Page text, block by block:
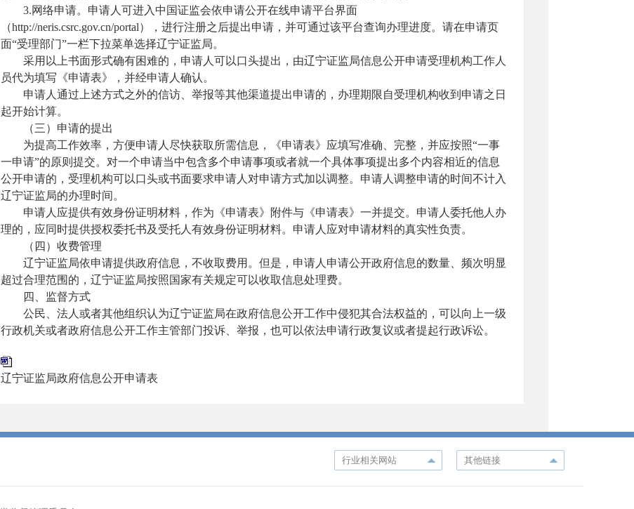
3.网络申请。申请人可进入中国证监会依申请公开在线申请平台界面
（http://neris.csrc.gov.cn/portal） ， 进行注册之后提出申请 ，并可通过该平台查询办理进度。 请在申请页
面“受理部门”一栏下拉菜单选择辽宁证监局。
采用以上书面形式确有困难的，申请人可以口头提出，由辽宁证监局信息公开申请受理机构工作人
员代为填写《申请表》，并经申请人确认。
申请人通过上述方式之外的信访、举报等其他渠道提出申请的，办理期限自受理机构收到申请之日
起开始计算。
（三）申请的提出
为提高工作效率，方便申请人尽快获取所需信息，《申请表》应填写准确、完整，并应按照“一事
一申请”的原则提交。对一个申请当中包含多个申请事项或者就一个具体事项提出多个内容相近的信息
公开申请的，受理机构可以口头或书面要求申请人对申请方式加以调整。申请人调整申请的时间不计入
辽宁证监局的办理时间。
申请人应提供有效身份证明材料 ， 作为《申请表》附件与《申请表》一并提交。申请人委托他人办
理的 ， 应同时提供授权委托书及受托人有效身份证明材料。申请人应对申请材料的真实性负责。
（ 四 ） 收费管理
辽宁证监局依申请提供政府信息，不收取费用。但是，申请人申请公开政府信息的数量、频次明显
超过合理范围的，辽宁证监局按照国家有关规定可以收取信息处理费。
四、监督方式
公民、法人或者其他组织认为辽宁证监局在政府信息公开工作中侵犯其合法权益的，可以向上一级
行政机关或者政府信息公开工作主管部门投诉、举报，也可以依法申请行政复议或者提起行政诉讼。
辽宁证监局政府信息公开申请表